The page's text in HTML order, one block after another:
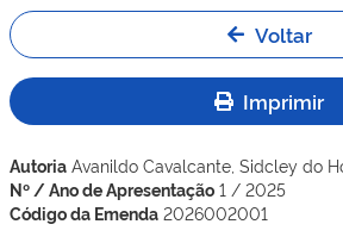
Voltar
Imprimir
Autoria Avanildo Cavalcante, Sidcley do
Nº / Ano de Apresentação 1 / 2025
Código da Emenda 2026002001